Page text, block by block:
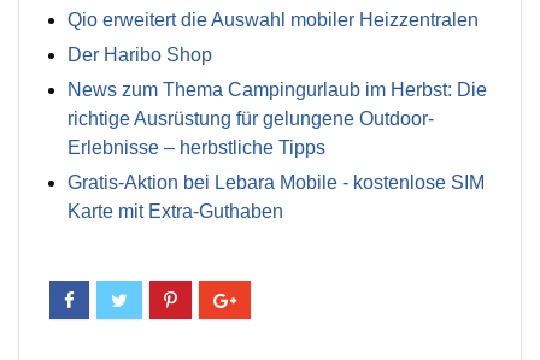
Qio erweitert die Auswahl mobiler Heizzentralen
Der Haribo Shop
News zum Thema Campingurlaub im Herbst: Die
richtige Ausrüstung für gelungene Outdoor-
Erlebnisse – herbstliche Tipps
Gratis-Aktion bei Lebara Mobile - kostenlose SIM
Karte mit Extra-Guthaben